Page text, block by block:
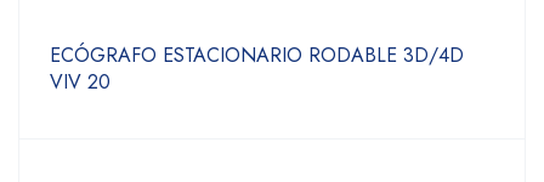
ECÓGRAFO ESTACIONARIO RODABLE 3D/4D
VIV 20